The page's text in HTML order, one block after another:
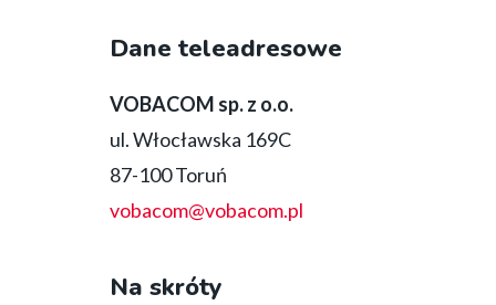
bottom
Dane teleadresowe
VOBACOM sp. z o.o.
ul. Włocławska 169C
87-100 Toruń
vobacom@vobacom.pl
Na skróty